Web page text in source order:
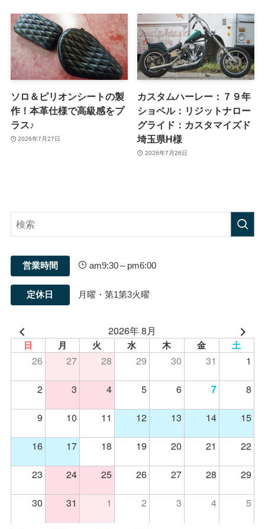
ソロ＆ピリオンシートの製
作！本革仕様で高級感をプ
ラス♪
2026年7月27日
カスタムハーレー：７９年
ショベル：リジットナロー
グライド：カスタマイズド
埼玉県H様
2026年7月26日
営業時間 am9:30～pm6:00
定休日 月曜・第1第3火曜
2026年 8月
日 月 火 水 木 金 土
26 27 28 29 30 31
1
2
3 4 5 6 7
8
9
10 11 12 13 14
15
16
17 18 19 20 21
22
23
24 25 26 27 28
29
30
31 1 2 3 4 5